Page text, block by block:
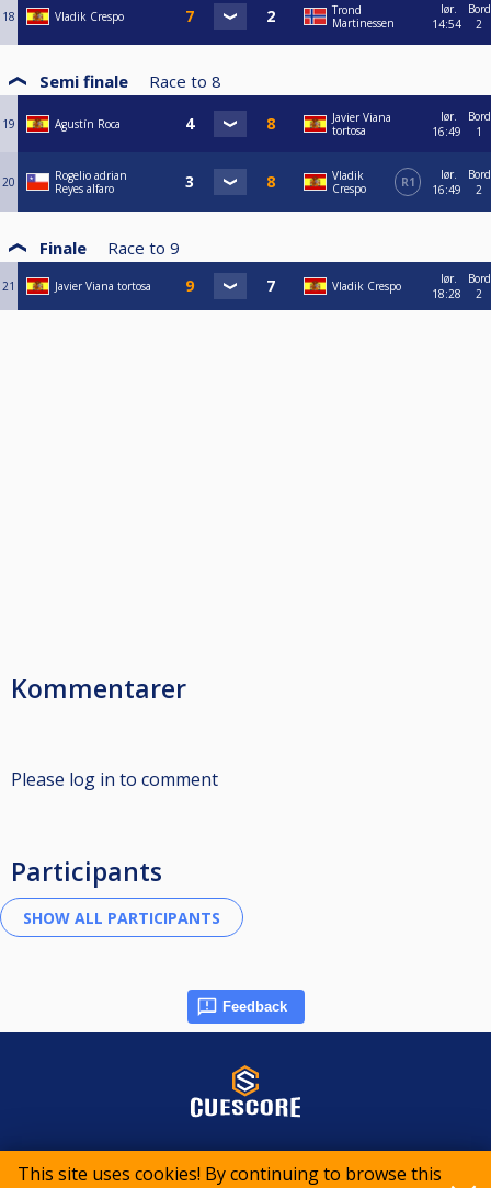
This site uses cookies! By continuing to browse this
18 Vladik Crespo
Trond
Martinessen
lør.
14:54
Bord
2
Semi finale Race to 8
19 Agustín Roca
Javier Viana
tortosa
lør.
16:49
Bord
1
20
Rogelio adrian
Reyes alfaro
Vladik
Crespo
R1
lør.
16:49
Bord
2
Finale Race to 9
21 Javier Viana tortosa Vladik Crespo
lør.
18:28
Bord
2
Kommentarer
Please log in to comment
Participants
Feedback
© 2015-2026 CueScore International